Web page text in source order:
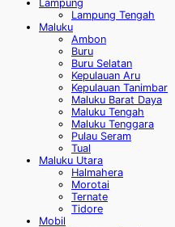
Lampung
Lampung Tengah
Maluku
Ambon
Buru
Buru Selatan
Kepulauan Aru
Kepulauan Tanimbar
Maluku Barat Daya
Maluku Tengah
Maluku Tenggara
Pulau Seram
Tual
Maluku Utara
Halmahera
Morotai
Ternate
Tidore
Mobil